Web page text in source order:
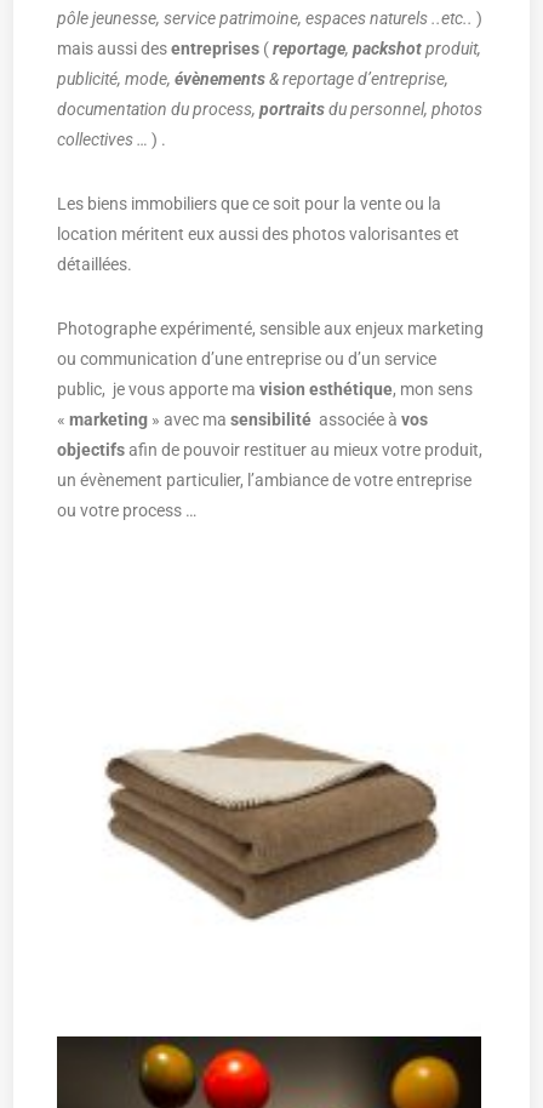
pôle jeunesse, service patrimoine, espaces naturels ..etc.. )
mais aussi desentreprises (reportage,packshotproduit,
publicité, mode,évènements& reportage d’entreprise,
documentation du process,portraitsdu personnel, photos
collectives … ) .
Les biens immobiliers que ce soit pour la vente ou la
location méritent eux aussi des photos valorisantes et
détaillées.
Photographe expérimenté, sensible aux enjeux marketing
ou communication d’une entreprise ou d’un service
public, je vous apporte mavision esthétique, mon sens
«marketing » avec masensibilité associée àvos
objectifsafin de pouvoir restituer au mieux votre produit,
un évènement particulier, l’ambiance de votre entreprise
ou votre process …